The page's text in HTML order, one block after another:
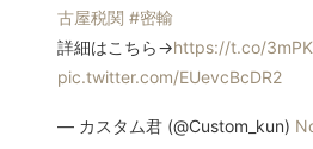
古屋税関 #密輸
詳細はこちら→https://t.co/
pic.twitter.com/EUevcBcDR2
— カスタム君 (@Custom_kun)